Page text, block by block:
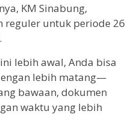
KM Sinabung,
reguler untuk periode 26
lebih awal, Anda bisa
lebih matang—
bawaan, dokumen
waktu yang lebih